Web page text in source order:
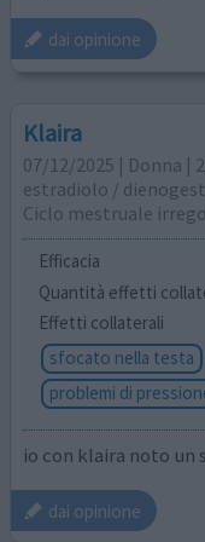
dai opinione
Klaira
07/12/2025 | Donna |
estradiolo / dienogest
Ciclo mestruale
Efficacia
Quantità effetti
Effetti collaterali
sfocato nella testa
problemi di
io con klaira noto un
dai opinione